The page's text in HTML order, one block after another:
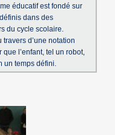
éducatif est fondé sur
dans des
du cycle scolaire.
travers d’une notation
l’enfant, tel un robot,
un temps défini.